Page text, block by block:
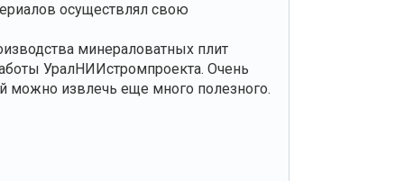
осуществлял свою
минераловатных плит
УралНИИстромпроекта. Очень
можно извлечь еще много полезного.